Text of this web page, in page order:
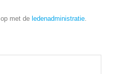
op met de ledenadministratie.